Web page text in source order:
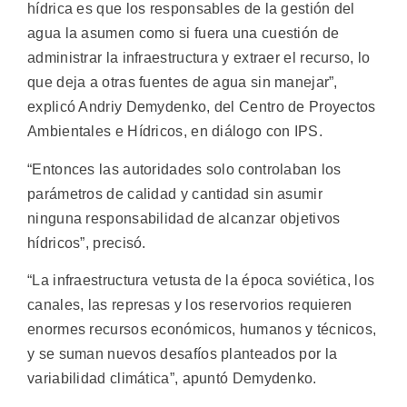
hídrica es que los responsables de la gestión del
agua la asumen como si fuera una cuestión de
administrar la infraestructura y extraer el recurso, lo
que deja a otras fuentes de agua sin manejar”,
explicó Andriy Demydenko, del Centro de Proyectos
Ambientales e Hídricos, en diálogo con IPS.
“Entonces las autoridades solo controlaban los
parámetros de calidad y cantidad sin asumir
ninguna responsabilidad de alcanzar objetivos
hídricos”, precisó.
“La infraestructura vetusta de la época soviética, los
canales, las represas y los reservorios requieren
enormes recursos económicos, humanos y técnicos,
y se suman nuevos desafíos planteados por la
variabilidad climática”, apuntó Demydenko.